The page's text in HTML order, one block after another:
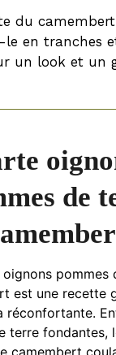
du
le en tranches
un look et un
de
pommes
est une recette
réconfortante.
terre fondantes,